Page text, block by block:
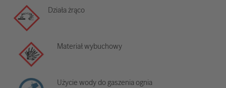
Działa żrąco
Materiał wybuchowy
Użycie wody do gaszenia ognia